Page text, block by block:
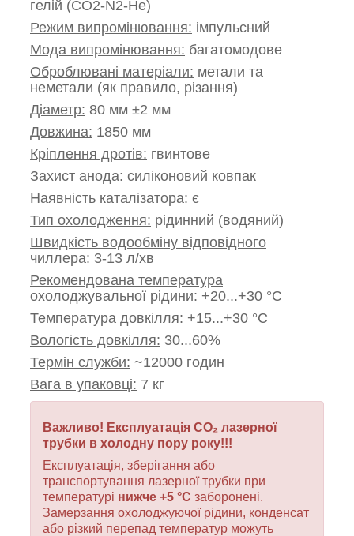
гелій (СO2-N2-He)
Режим випромінювання: імпульсний
Мода випромінювання: багатомодове
Оброблювані матеріали: метали та
неметали (як правило, різання)
Діаметр: 80 мм ±2 мм
Довжина: 1850 мм
Кріплення дротів: гвинтове
Захист анода: силіконовий ковпак
Наявність каталізатора: є
Тип охолодження: рідинний (водяний)
Швидкість водообміну відповідного
чиллера: 3-13 л/хв
Рекомендована температура
охолоджувальної рідини: +20...+30 °С
Температура довкілля: +15...+30 °С
Вологість довкілля: 30...60%
Термін служби: ~12000 годин
Вага в упаковці: 7 кг
Важливо! Експлуатація CO₂ лазерної
трубки в холодну пору року!!!
Експлуатація, зберігання або
транспортування лазерної трубки при
температурі нижче +5 °C заборонені.
Замерзання охолоджуючої рідини, конденсат
або різкий перепад температур можуть